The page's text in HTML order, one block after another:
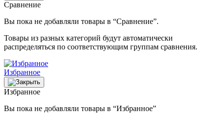
Сравнение
Вы пока не добавляли товары в “Сравнение”.
Товары из разных категорий будут автоматически
распределяться по соответствующим группам сравнения.
Избранное
Избранное
Вы пока не добавляли товары в “Избранное”